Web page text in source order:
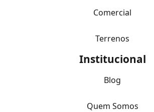
Comercial
Terrenos
Institucional
Blog
Quem Somos